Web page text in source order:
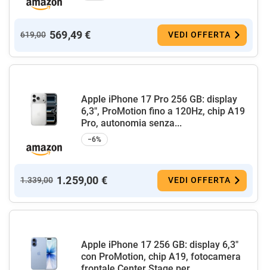
619,00 569,49 € VEDI OFFERTA
Apple iPhone 17 Pro 256 GB: display
6,3", ProMotion fino a 120Hz, chip A19
Pro, autonomia senza...
−6%
1.339,00 1.259,00 € VEDI OFFERTA
Apple iPhone 17 256 GB: display 6,3"
con ProMotion, chip A19, fotocamera